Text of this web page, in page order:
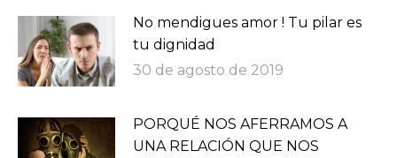
No mendigues amor ! Tu pilar es
tu dignidad
30 de agosto de 2019
PORQUÉ NOS AFERRAMOS A
UNA RELACIÓN QUE NOS